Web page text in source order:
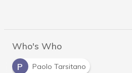
Who's Who
P
Paolo Tarsitano